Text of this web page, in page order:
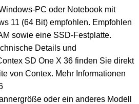
PC oder Notebook mit
11 (64 Bit) empfohlen. Empfohlen
sowie eine SSD-Festplatte.
Details und
SD One X 36 finden Sie direkt
von Contex. Mehr Informationen
oder ein anderes Modell